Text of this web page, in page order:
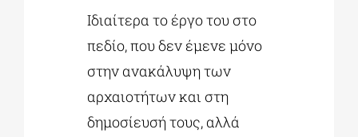
Ιδιαίτερα το έργο του στο
πεδίο, που δεν έμενε μόνο
στην ανακάλυψη των
αρχαιοτήτων και στη
δημοσίευσή τους, αλλά